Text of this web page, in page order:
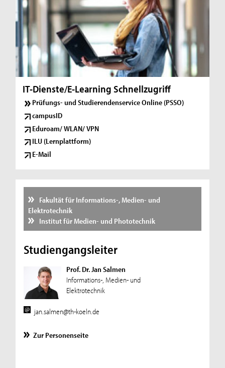
IT-Dienste/E-Learning Schnellzugriff
Prüfungs- und Studierendenservice Online (PSSO)
campusID
Eduroam/ WLAN/ VPN
ILU (Lernplattform)
E-Mail
Fakultät für Informations-, Medien- und
Elektrotechnik
Institut für Medien- und Phototechnik
Studiengangsleiter
Prof. Dr. Jan Salmen
Informations-, Medien- und
Elektrotechnik
jan.salmen@th-koeln.de
Zur Personenseite